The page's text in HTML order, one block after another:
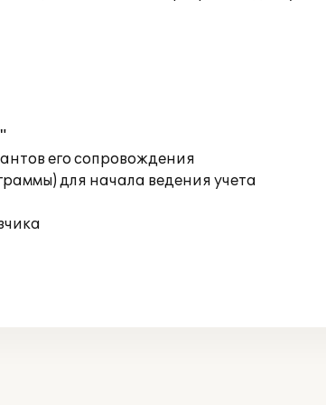
его сопровождения
для начала ведения учета